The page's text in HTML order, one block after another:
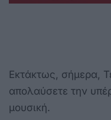
Εκτάκτως, σήμερα,
απολαύσετε την
μουσική.